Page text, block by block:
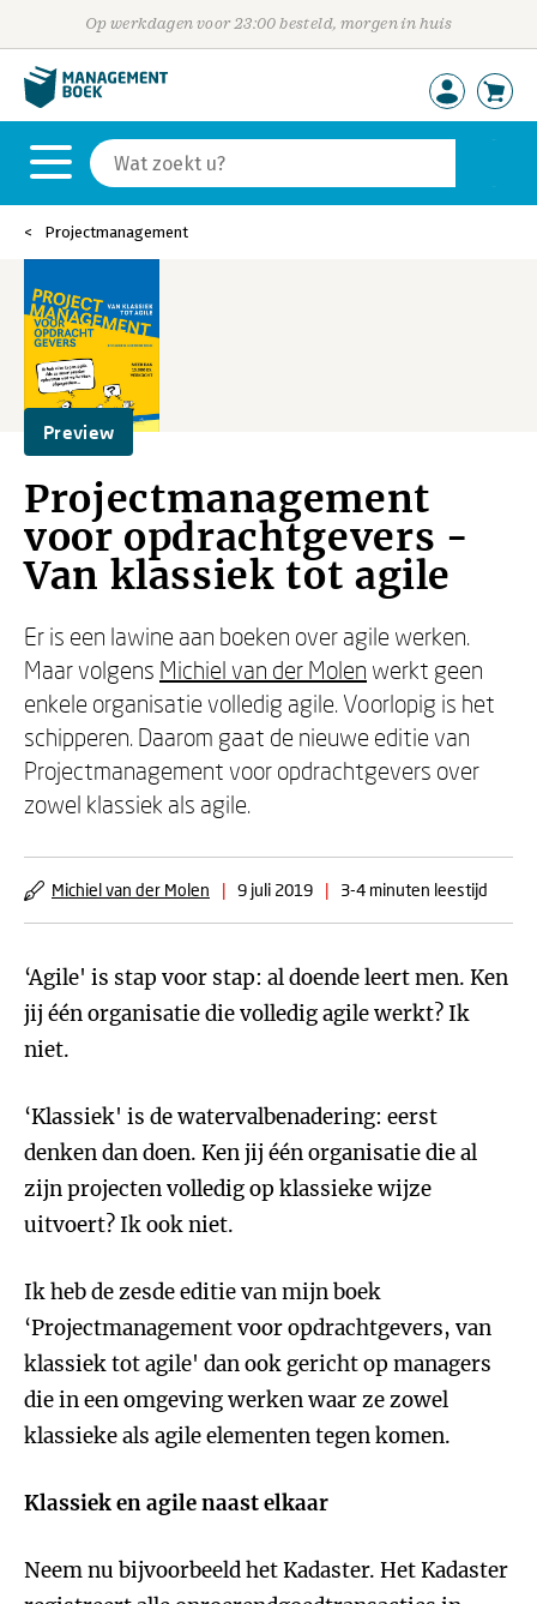
Op werkdagen voor 23:00 besteld, morgen in huis
Projectmanagement
Preview
Projectmanagement
voor opdrachtgevers -
Van klassiek tot agile
Er is een lawine aan boeken over agile werken.
Maar volgens Michiel van der Molen werkt geen
enkele organisatie volledig agile. Voorlopig is het
schipperen. Daarom gaat de nieuwe editie van
Projectmanagement voor opdrachtgevers over
zowel klassiek als agile.
Michiel van der Molen | 9 juli 2019 | 3-4 minuten leestijd
‘Agile' is stap voor stap: al doende leert men. Ken
jij één organisatie die volledig agile werkt? Ik
niet.
‘Klassiek' is de watervalbenadering: eerst
denken dan doen. Ken jij één organisatie die al
zijn projecten volledig op klassieke wijze
uitvoert? Ik ook niet.
Ik heb de zesde editie van mijn boek
‘Projectmanagement voor opdrachtgevers, van
klassiek tot agile' dan ook gericht op managers
die in een omgeving werken waar ze zowel
klassieke als agile elementen tegen komen.
Klassiek en agile naast elkaar
Neem nu bijvoorbeeld het Kadaster. Het Kadaster